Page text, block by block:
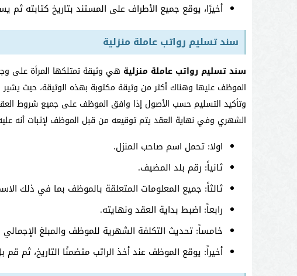
أخيرًا، يوقع جميع الأطراف على المستند بتاريخ كتابته ثم
سند تسليم رواتب عاملة منزلية
سند تسليم رواتب عاملة منزلية هي وثيقة تمتلكها المرأة على
الموظف عليها وهناك أكثر من وثيقة مكتوبة بهذه الوثيقة، حيث
وتأكيد التسليم حسب الأصول إذا وافق الموظف على جميع شروط
الشهري وفي نهاية العقد يتم توقيعه من قبل الموظف لإثبات أنه
اولا: تحمل اسم صاحب المنزل.
ثانياً: رقم بلد المضيف.
ثالثاً: جميع المعلومات المتعلقة بالموظف بما في ذلك
رابعاً: اضبط بداية العقد ونهايته.
خامساً: تحديث التكلفة الشهرية للموظف والمبلغ
أخيراً: يوقع الموظف عند أخذ الراتب متضمنًا التاريخ، ثم قم